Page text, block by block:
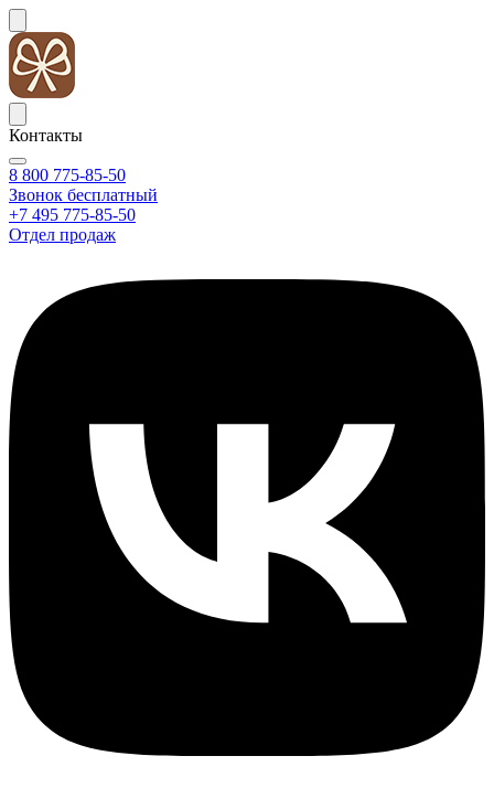
Контакты
8 800 775-85-50
Звонок бесплатный
+7 495 775-85-50
Отдел продаж